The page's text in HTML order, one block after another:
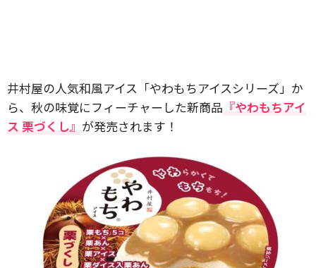
井村屋の人気和風アイス「やわもちアイスシリーズ」か
ら、秋の味覚にフィーチャーした新商品 『やわもちアイ
ス 栗づくし』 が発売されます！